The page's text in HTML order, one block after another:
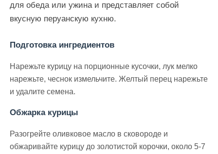
для обеда или ужина и представляет собой
вкусную перуанскую кухню.
Подготовка ингредиентов
Нарежьте курицу на порционные кусочки, лук мелко
нарежьте, чеснок измельчите. Желтый перец нарежьте
и удалите семена.
Обжарка курицы
Разогрейте оливковое масло в сковороде и
обжаривайте курицу до золотистой корочки, около 5-7